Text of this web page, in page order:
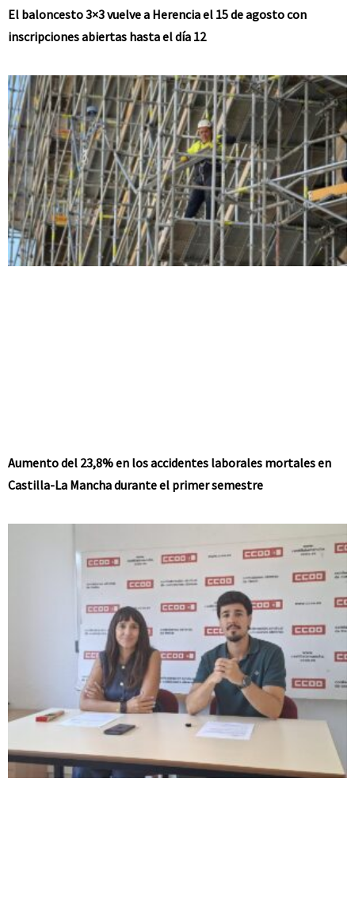
El baloncesto 3×3 vuelve a Herencia el 15 de agosto con
inscripciones abiertas hasta el día 12
Aumento del 23,8% en los accidentes laborales mortales en
Castilla-La Mancha durante el primer semestre